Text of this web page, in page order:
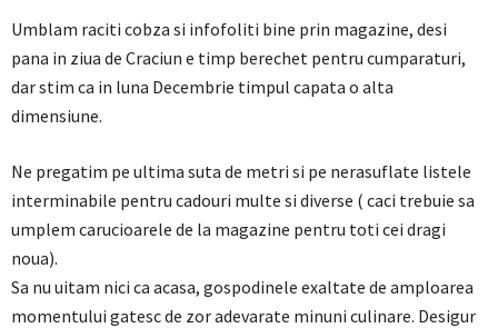
Umblam raciti cobza si infofoliti bine prin magazine, desi
pana in ziua de Craciun e timp berechet pentru cumparaturi,
dar stim ca in luna Decembrie timpul capata o alta
dimensiune.
Ne pregatim pe ultima suta de metri si pe nerasuflate listele
interminabile pentru cadouri multe si diverse ( caci trebuie sa
umplem carucioarele de la magazine pentru toti cei dragi
noua).
Sa nu uitam nici ca acasa, gospodinele exaltate de amploarea
momentului gatesc de zor adevarate minuni culinare. Desigur